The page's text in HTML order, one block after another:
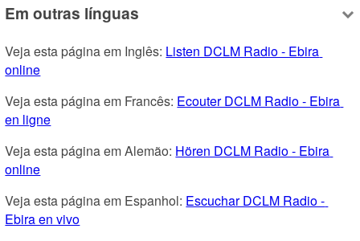
Em outras línguas
Veja esta página em Inglês: Listen DCLM Radio - Ebira
online
Veja esta página em Francês: Ecouter DCLM Radio - Ebira
en ligne
Veja esta página em Alemão: Hören DCLM Radio - Ebira
online
Veja esta página em Espanhol: Escuchar DCLM Radio -
Ebira en vivo